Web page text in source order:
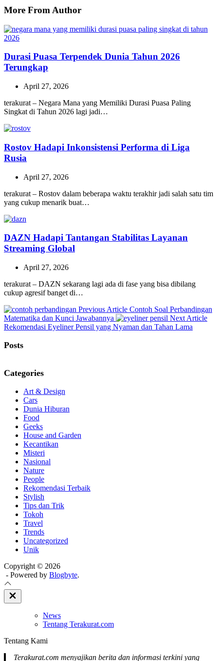
More From Author
Durasi Puasa Terpendek Dunia Tahun 2026
Terungkap
April 27, 2026
terakurat – Negara Mana yang Memiliki Durasi Puasa Paling
Singkat di Tahun 2026 lagi jadi…
Rostov Hadapi Inkonsistensi Performa di Liga
Rusia
April 27, 2026
terakurat – Rostov dalam beberapa waktu terakhir jadi salah satu tim
yang cukup menarik buat…
DAZN Hadapi Tantangan Stabilitas Layanan
Streaming Global
April 27, 2026
terakurat – DAZN sekarang lagi ada di fase yang bisa dibilang
cukup agresif banget di…
Previous Article Previous
Post:
Contoh Soal Perbandingan
Matematika dan Kunci Jawabannya
Next Article
Rekomendasi Eyeliner Pensil yang Nyaman dan Tahan Lama
Posts
Categories
Art & Design
Cars
Dunia Hiburan
Food
Geeks
House and Garden
Kecantikan
Misteri
Nasional
Nature
People
Rekomendasi Terbaik
Stylish
Tips dan Trik
Tokoh
Travel
Trends
Uncategorized
Unik
Copyright © 2026
- Powered by Blogbyte.
Close
Off
News
Tentang Terakurat.com
Tentang Kami
Terakurat.com menyajikan berita dan informasi terkini yang